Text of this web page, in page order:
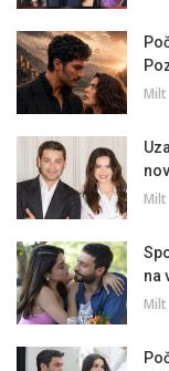
Milt
Milt
na
Milt